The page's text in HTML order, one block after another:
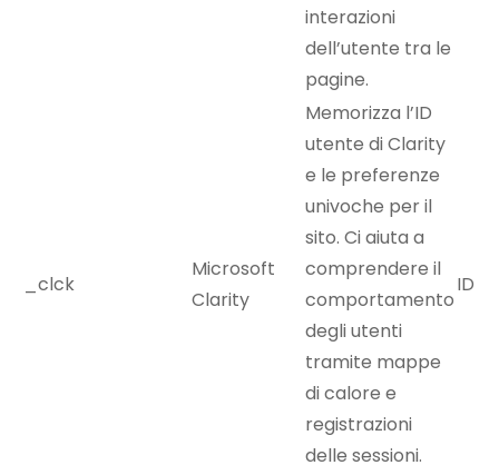
interazioni
dell’utente tra le
pagine.
_clck
Microsoft
Clarity
Memorizza l’ID
utente di Clarity
e le preferenze
univoche per il
sito. Ci aiuta a
comprendere il
comportamento
degli utenti
tramite mappe
di calore e
registrazioni
delle sessioni.
ID